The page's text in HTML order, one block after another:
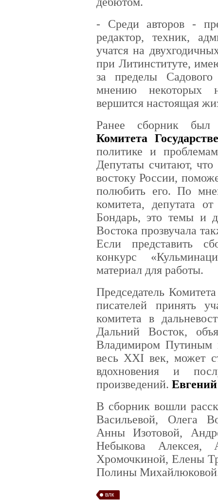
- Среди авторов -
редактор, техник,
учатся на
при Литинституте,
за пределы
мнению некоторых
вершится настоящая
Ранее сборник
Комитета
политике и
Депутаты считают,
востоку России,
полюбить его. По
комитета, депутата
Бондарь, это темы и
Востока прозвучала
Если представить
конкурс
материал для работы.
Председатель
писателей принять
комитета в
Дальний Восток,
Владимиром Путиным
весь XXI век, может
вдохновения и
произведений.
В сборник вошли
Васильевой, Олега
Анны Изотовой,
Небыкова Алексея,
Хромочкиной, Елены
Полины
влк